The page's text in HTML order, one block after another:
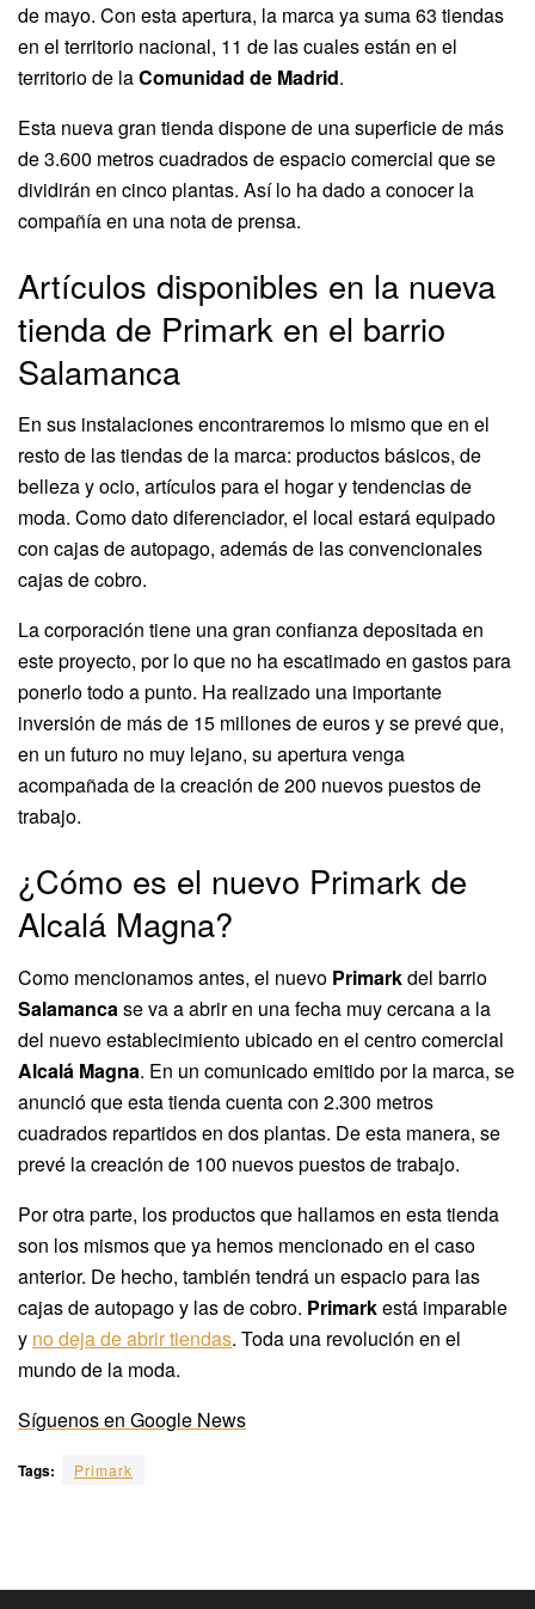
de mayo. Con esta apertura, la marca ya suma 63 tiendas
en el territorio nacional, 11 de las cuales están en el
territorio de laComunidad de Madrid.
Esta nueva gran tienda dispone de una superficie de más
de 3.600 metros cuadrados de espacio comercial que se
dividirán en cinco plantas. Así lo ha dado a conocer la
compañía en una nota de prensa.
Artículos disponibles en la nueva
tienda de Primark en el barrio
Salamanca
En sus instalaciones encontraremos lo mismo que en el
resto de las tiendas de la marca: productos básicos, de
belleza y ocio, artículos para el hogar y tendencias de
moda. Como dato diferenciador, el local estará equipado
con cajas de autopago, además de las convencionales
cajas de cobro.
La corporación tiene una gran confianza depositada en
este proyecto, por lo que no ha escatimado en gastos para
ponerlo todo a punto. Ha realizado una importante
inversión de más de 15 millones de euros y se prevé que,
en un futuro no muy lejano, su apertura venga
acompañada de la creación de 200 nuevos puestos de
trabajo.
¿Cómo es el nuevo Primark de
Alcalá Magna?
Como mencionamos antes, el nuevo Primarkdel barrio
Salamancase va a abrir en una fecha muy cercana a la
del nuevo establecimiento ubicado en el centro comercial
Alcalá Magna. En un comunicado emitido por la marca, se
anunció que esta tienda cuenta con 2.300 metros
cuadrados repartidos en dos plantas. De esta manera, se
prevé la creación de 100 nuevos puestos de trabajo.
Por otra parte, los productos que hallamos en esta tienda
son los mismos que ya hemos mencionado en el caso
anterior. De hecho, también tendrá un espacio para las
cajas de autopago y las de cobro. Primarkestá imparable
y no deja de abrir tiendas. Toda una revolución en el
mundo de la moda.
Síguenos en Google News
Tags: Primark